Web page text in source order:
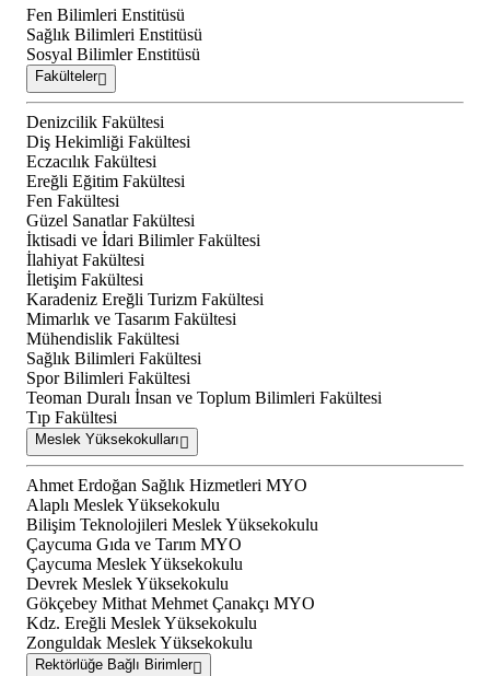
Fen Bilimleri Enstitüsü
Sağlık Bilimleri Enstitüsü
Sosyal Bilimler Enstitüsü
Fakülteler
Denizcilik Fakültesi
Diş Hekimliği Fakültesi
Eczacılık Fakültesi
Ereğli Eğitim Fakültesi
Fen Fakültesi
Güzel Sanatlar Fakültesi
İktisadi ve İdari Bilimler Fakültesi
İlahiyat Fakültesi
İletişim Fakültesi
Karadeniz Ereğli Turizm Fakültesi
Mimarlık ve Tasarım Fakültesi
Mühendislik Fakültesi
Sağlık Bilimleri Fakültesi
Spor Bilimleri Fakültesi
Teoman Duralı İnsan ve Toplum Bilimleri Fakültesi
Tıp Fakültesi
Meslek Yüksekokulları
Ahmet Erdoğan Sağlık Hizmetleri MYO
Alaplı Meslek Yüksekokulu
Bilişim Teknolojileri Meslek Yüksekokulu
Çaycuma Gıda ve Tarım MYO
Çaycuma Meslek Yüksekokulu
Devrek Meslek Yüksekokulu
Gökçebey Mithat Mehmet Çanakçı MYO
Kdz. Ereğli Meslek Yüksekokulu
Zonguldak Meslek Yüksekokulu
Rektörlüğe Bağlı Birimler